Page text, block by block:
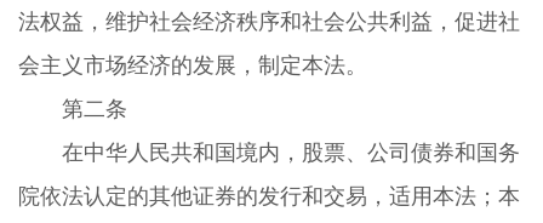
法权益，维护社会经济秩序和社会公共利益，促进社
会主义市场经济的发展，制定本法。
第二条
在中华人民共和国境内，股票、公司债券和国务
院依法认定的其他证券的发行和交易，适用本法；本